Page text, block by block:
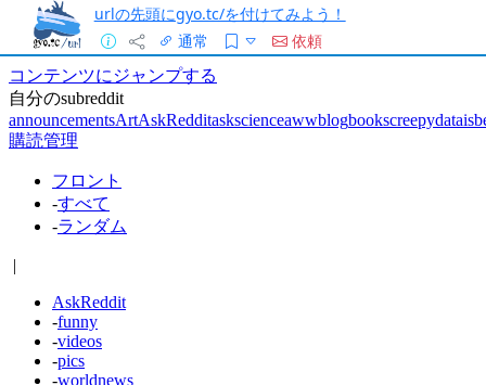
urlの先頭にgyo.tc/を付けてみよう！
通常
依頼